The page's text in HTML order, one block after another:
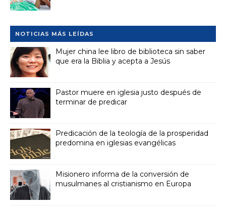
NOTICIAS MÁS LEÍDAS
Mujer china lee libro de biblioteca sin saber
que era la Biblia y acepta a Jesús
Pastor muere en iglesia justo después de
terminar de predicar
Predicación de la teología de la prosperidad
predomina en iglesias evangélicas
Misionero informa de la conversión de
musulmanes al cristianismo en Europa